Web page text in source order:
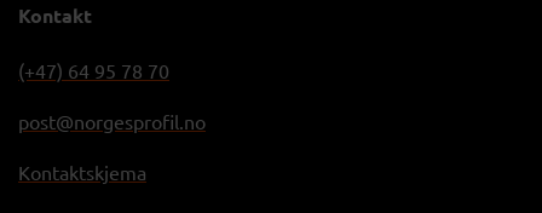
Kontakt
(+47) 64 95 78 70
post@norgesprofil.no
Kontaktskjema